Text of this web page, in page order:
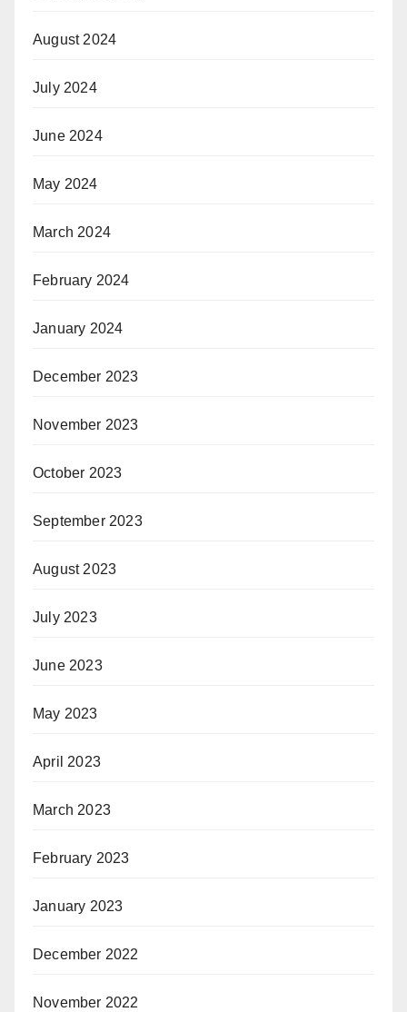
August 2024
July 2024
June 2024
May 2024
March 2024
February 2024
January 2024
December 2023
November 2023
October 2023
September 2023
August 2023
July 2023
June 2023
May 2023
April 2023
March 2023
February 2023
January 2023
December 2022
November 2022